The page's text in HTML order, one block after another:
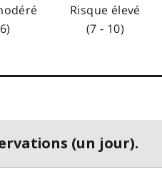
Risque élevé
(7 - 10)
(un jour).